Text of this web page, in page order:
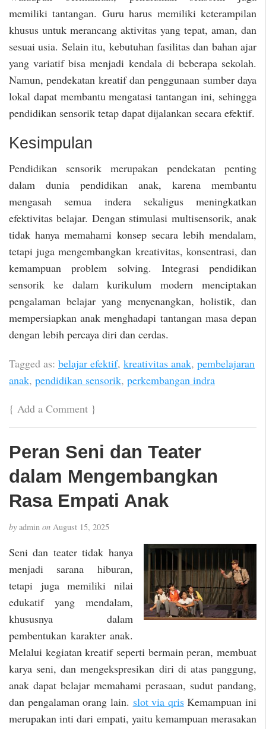
memiliki tantangan. Guru harus memiliki keterampilan
khusus untuk merancang aktivitas yang tepat, aman, dan
sesuai usia. Selain itu, kebutuhan fasilitas dan bahan ajar
yang variatif bisa menjadi kendala di beberapa sekolah.
Namun, pendekatan kreatif dan penggunaan sumber daya
lokal dapat membantu mengatasi tantangan ini, sehingga
pendidikan sensorik tetap dapat dijalankan secara efektif.
Kesimpulan
Pendidikan sensorik merupakan pendekatan penting
dalam dunia pendidikan anak, karena membantu
mengasah semua indera sekaligus meningkatkan
efektivitas belajar. Dengan stimulasi multisensorik, anak
tidak hanya memahami konsep secara lebih mendalam,
tetapi juga mengembangkan kreativitas, konsentrasi, dan
kemampuan problem solving. Integrasi pendidikan
sensorik ke dalam kurikulum modern menciptakan
pengalaman belajar yang menyenangkan, holistik, dan
mempersiapkan anak menghadapi tantangan masa depan
dengan lebih percaya diri dan cerdas.
Tagged as: belajar efektif, kreativitas anak, pembelajaran
anak, pendidikan sensorik, perkembangan indra
{ Add a Comment }
Peran Seni dan Teater
dalam Mengembangkan
Rasa Empati Anak
by admin on August 15, 2025
Seni dan teater tidak hanya
menjadi sarana hiburan,
tetapi juga memiliki nilai
edukatif yang mendalam,
khususnya dalam
pembentukan karakter anak.
Melalui kegiatan kreatif seperti bermain peran, membuat
karya seni, dan mengekspresikan diri di atas panggung,
anak dapat belajar memahami perasaan, sudut pandang,
dan pengalaman orang lain. slot via qrisKemampuan ini
merupakan inti dari empati, yaitu kemampuan merasakan